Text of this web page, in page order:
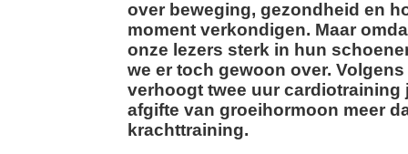
over beweging, gezondheid en
moment verkondigen. Maar
onze lezers sterk in hun
we er toch gewoon over.
verhoogt twee uur cardiotraining
afgifte van groeihormoon meer
krachttraining.